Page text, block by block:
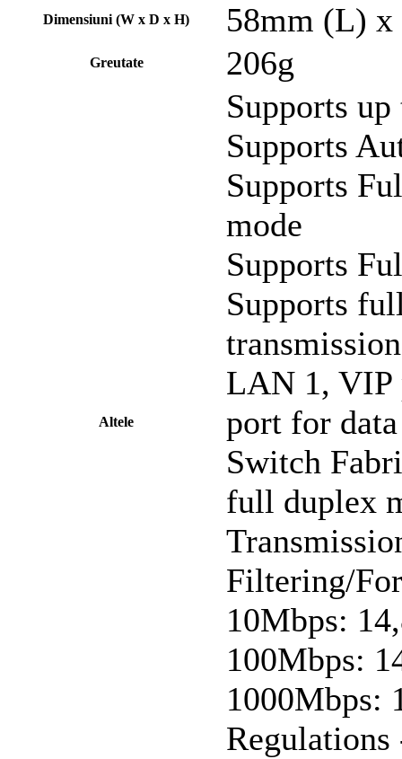
Dimensiuni (W x D x H) 58mm (L)
Greutate 206g
Altele
Supports
Supports
Supports
mode
Supports
Supports
transmission
LAN 1, VIP
port for
Switch
full duplex
Filtering/
10Mbps:
100Mbps:
1000Mbps: